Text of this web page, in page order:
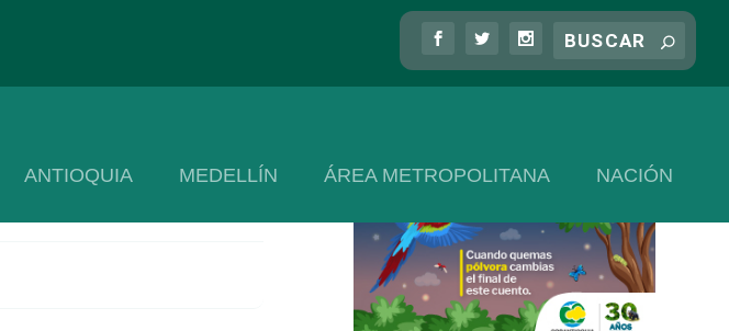
ANTIOQUIA MEDELLÍN ÁREA METROPOLITANA NACIÓN